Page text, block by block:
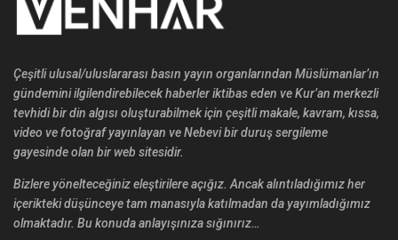
Çeşitli ulusal/uluslararası basın yayın organlarından Müslümanlar’ın
gündemini ilgilendirebilecek haberler iktibas eden ve Kur’an merkezli
tevhidi bir din algısı oluşturabilmek için çeşitli makale, kavram, kıssa,
video ve fotoğraf yayınlayan ve Nebevi bir duruş sergileme
gayesinde olan bir web sitesidir.
Bizlere yönelteceğiniz eleştirilere açığız. Ancak alıntıladığımız her
içerikteki düşünceye tam manasıyla katılmadan da yayımladığımız
olmaktadır. Bu konuda anlayışınıza sığınırız…